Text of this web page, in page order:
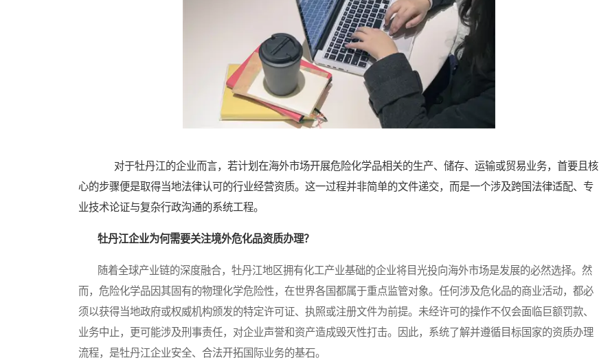
对于牡丹江的企业而言，若计划在海外市场开展危险化学品相关的生产、储存、运输或贸易业务，首要且核
心的步骤便是取得当地法律认可的行业经营资质。这一过程并非简单的文件递交，而是一个涉及跨国法律适配、专
业技术论证与复杂行政沟通的系统工程。
牡丹江企业为何需要关注境外危化品资质办理？
随着全球产业链的深度融合，牡丹江地区拥有化工产业基础的企业将目光投向海外市场是发展的必然选择。然
而，危险化学品因其固有的物理化学危险性，在世界各国都属于重点监管对象。任何涉及危化品的商业活动，都必
须以获得当地政府或权威机构颁发的特定许可证、执照或注册文件为前提。未经许可的操作不仅会面临巨额罚款、
业务中止，更可能涉及刑事责任，对企业声誉和资产造成毁灭性打击。因此，系统了解并遵循目标国家的资质办理
流程，是牡丹江企业安全、合法开拓国际业务的基石。